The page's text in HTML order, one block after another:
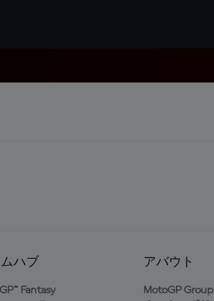
ハブ
Fantasy
アバウト
MotoGP Group